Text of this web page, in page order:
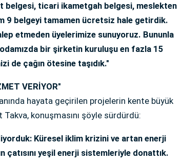
belgesi, ticari ikametgah belgesi, meslekten
9 belgeyi tamamen ücretsiz hale getirdik.
etmeden üyelerimize sunuyoruz. Bununla
bir şirketin kuruluşu en fazla 15
de çağın ötesine taşıdık."
VERİYOR"
hayata geçirilen projelerin kente büyük
konuşmasını şöyle sürdürdü:
Küresel iklim krizini ve artan enerji
çatısını yeşil enerji sistemleriyle donattık.